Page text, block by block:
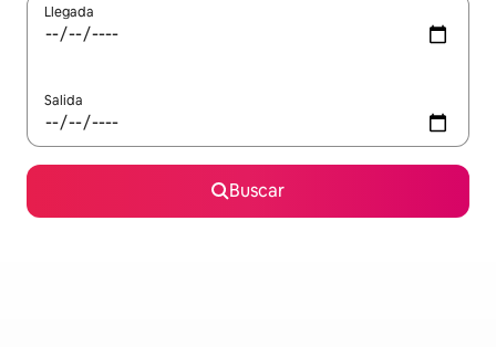
Llegada
Salida
Buscar